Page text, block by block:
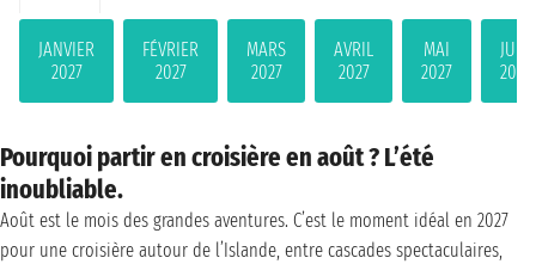
JANVIER
2027
FÉVRIER
2027
MARS
2027
AVRIL
2027
MAI
2027
JUIN
2027
Pourquoi partir en croisière en août ? L’été
inoubliable.
Août est le mois des grandes aventures. C’est le moment idéal en 2027
pour une croisière autour de l’Islande, entre cascades spectaculaires,